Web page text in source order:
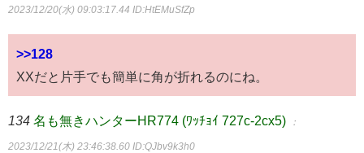
2023/12/20(水) 09:03:17.44 ID:HtEMuSfZp
>>128
XXだと片手でも簡単に角が折れるのにね。
134 名も無きハンターHR774 (ﾜｯﾁｮｲ 727c-2cx5) ：
2023/12/21(木) 23:46:38.60 ID:QJbv9k3h0